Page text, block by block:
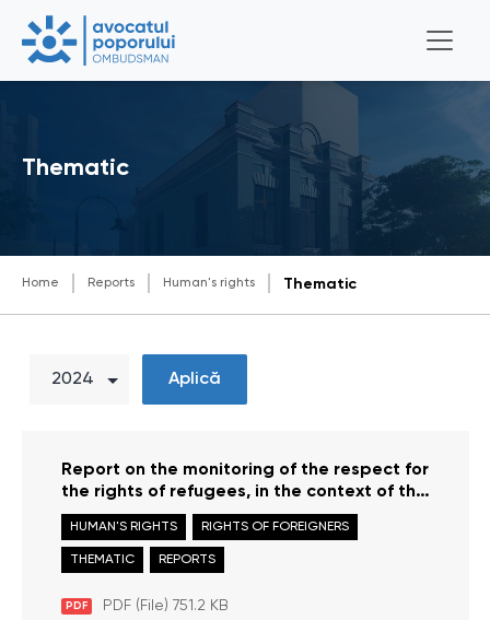
Thematic
Home Reports Human's rights Thematic
Aplică
Report on the monitoring of the respect for
the rights of refugees, in the context of the
armed conflict in Ukraine for the period
January – June 2024
PDF PDF (File) 751.2 KB
HUMAN'S RIGHTS RIGHTS OF FOREIGNERS
THEMATIC REPORTS